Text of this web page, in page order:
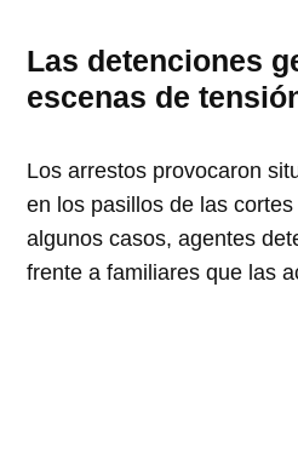
Las detenciones
escenas de
Los arrestos provocaron
en los pasillos de las
algunos casos, agentes
frente a familiares que las